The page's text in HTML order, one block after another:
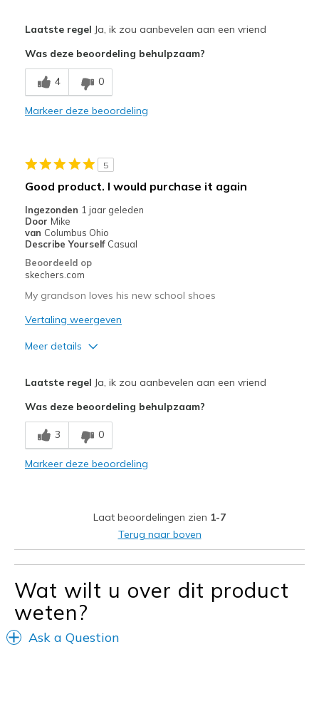
Breathe Well
Comfortable
Wear Out Quickly
Width
Feels true to width
Sizing
View On Shoes
I'm Really Into Shoes
Laatste regel Ja, ik zou aanbevelen aan een vriend
Was deze beoordeling behulpzaam?
4 0
Markeer deze beoordeling
5
Good product. I would purchase it again
Ingezonden 1 jaar geleden
Door Mike
van Columbus Ohio
Describe Yourself Casual
Beoordeeld op
skechers.com
My grandson loves his new school shoes
Vertaling weergeven
Meer details
Breathe Well
Comfortable
Beste toepassingen
Casual Wear
Width
Feels true to width
Sizing
View On Shoes
Laatste regel Ja, ik zou aanbevelen aan een vriend
Was deze beoordeling behulpzaam?
3 0
Markeer deze beoordeling
Laat beoordelingen zien 1-7
Terug naar boven
Wat wilt u over dit product
weten?
Ask a Question